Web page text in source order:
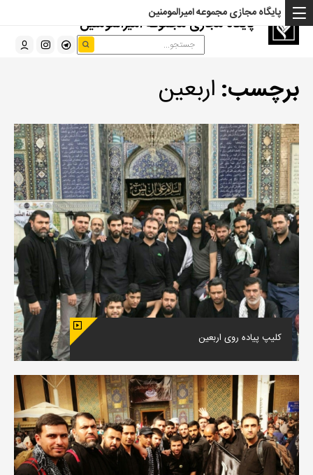
پایگاه مجازی مجموعه امیرالمومنین
پایگاه مجازی مجموعه امیرالمومنین
برچسب: اربعین
کلیپ پیاده روی اربعین